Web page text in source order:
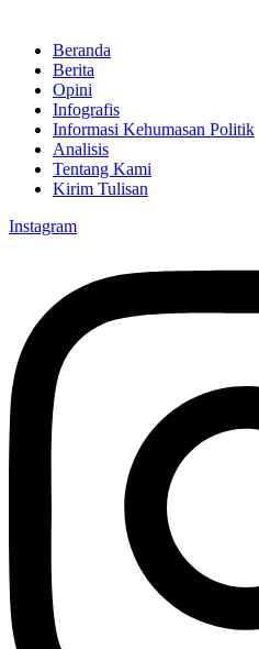
Beranda
Berita
Opini
Infografis
Informasi Kehumasan Politik
Analisis
Tentang Kami
Kirim Tulisan
Instagram